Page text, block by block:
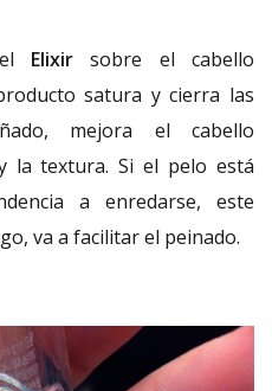
Elixir sobre el cabello
satura y cierra las
mejora el cabello
la textura. Si el pelo está
a enredarse, este
va a facilitar el peinado.